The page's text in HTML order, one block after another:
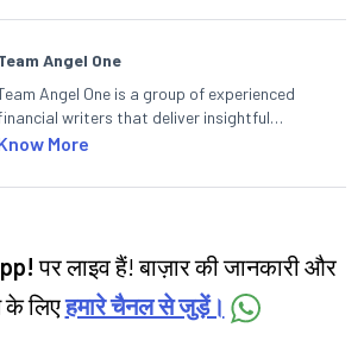
Angel One
Angel One is a group of experienced
writers that deliver insightful
on the stock market, IPO, economy,
More
पर लाइव हैं! बाज़ार की जानकारी और
लिएहमारे चैनल से जुड़ें।